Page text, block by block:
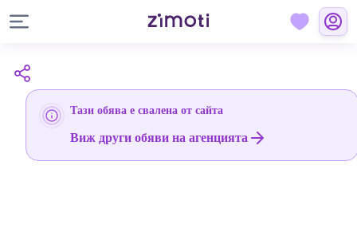
Тази обява е свалена от сайта
Виж други обяви на агенцията